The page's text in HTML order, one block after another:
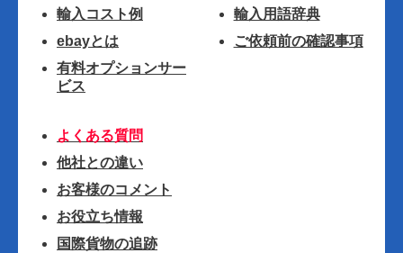
輸入コスト例
ebayとは
有料オプションサー
ビス
輸入用語辞典
ご依頼前の確認事項
よくある質問
他社との違い
お客様のコメント
お役立ち情報
国際貨物の追跡